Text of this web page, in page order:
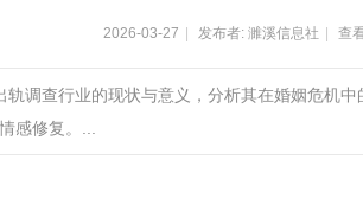
2026-03-27 发布者: 濉溪信息社 查
轨调查行业的现状与意义，分析其在婚姻危机
感修复。...